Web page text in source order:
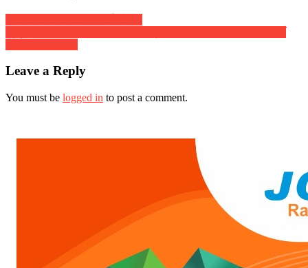
Leave a Reply
You must be logged in to post a comment.